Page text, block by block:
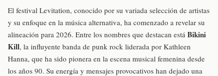
El festival Levitation, conocido por su variada selección de artistas
y su enfoque en la música alternativa, ha comenzado a revelar su
alineación para 2026. Entre los nombres que destacan está Bikini
Kill, la influyente banda de punk rock liderada por Kathleen
Hanna, que ha sido pionera en la escena musical femenina desde
los años 90. Su energía y mensajes provocativos han dejado una